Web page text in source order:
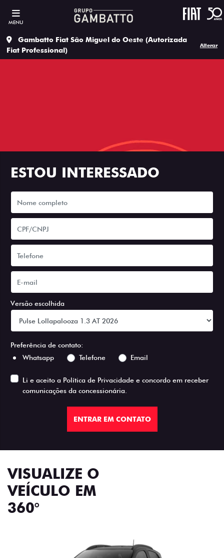
MENU
Fiat Professional)
Alterar
ESTOU INTERESSADO
Versão escolhida
Preferência de contato:
Whatsapp
Telefone Email
Li e aceito a Política de Privacidade e concordo em receber
comunicações da concessionária.
ENTRAR EM CONTATO
VISUALIZE O
VEÍCULO EM
360°